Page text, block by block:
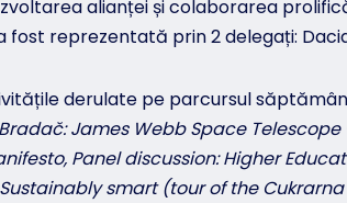
alianței și colaborarea
reprezentată prin 2 delegați:
derulate pe parcursul
James Webb Space
Panel discussion: Higher
smart (tour of the